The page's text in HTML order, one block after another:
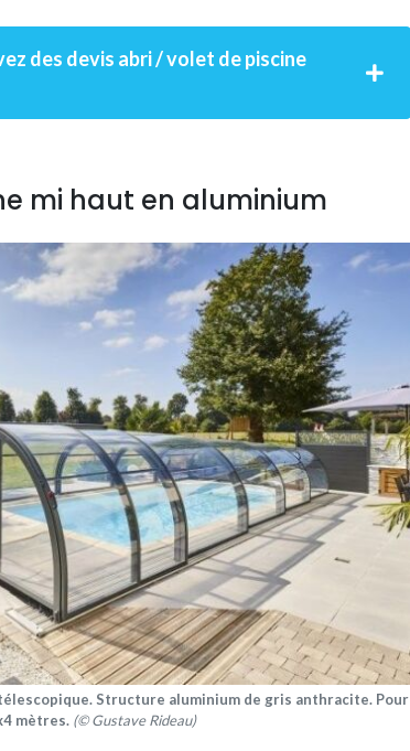
des devis abri / volet de piscine
mi haut en aluminium
Structure aluminium de gris anthracite. Pour
mètres. (© Gustave Rideau)